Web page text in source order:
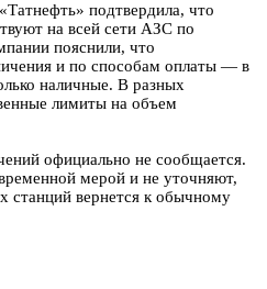
подтвердила, что
на всей сети АЗС по
пояснили, что
и по способам оплаты — в
наличные. В разных
лимиты на объем
официально не сообщается.
мерой и не уточняют,
станций вернется к обычному